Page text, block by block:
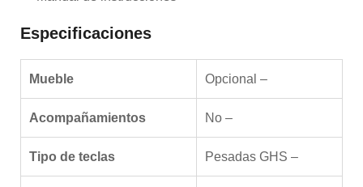
Especificaciones
Mueble Opcional –
Acompañamientos No –
Tipo de teclas Pesadas GHS –